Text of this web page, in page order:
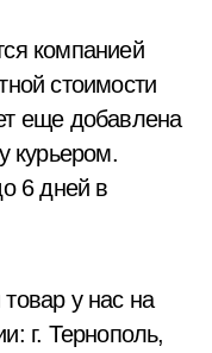
компанией
стоимости
еще добавлена
курьером.
6 дней в
у нас на
г. Тернополь,